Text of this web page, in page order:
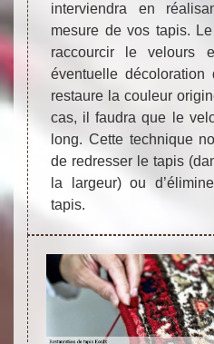
interviendra en
mesure de vos tapis.
raccourcir le velours
éventuelle
restaure la couleur
cas, il faudra que le
long. Cette technique
de redresser le tapis
la largeur) ou
tapis.